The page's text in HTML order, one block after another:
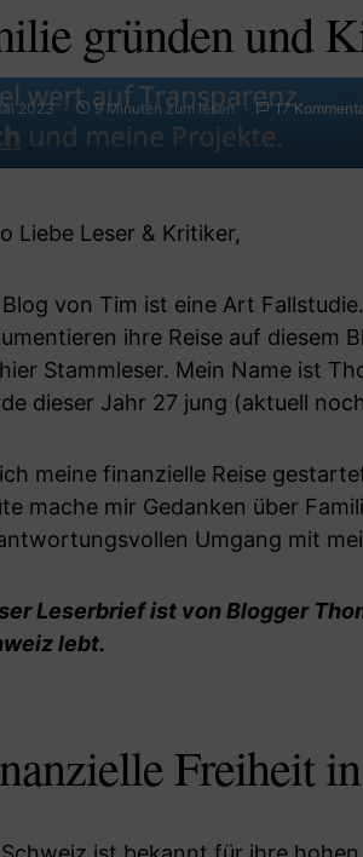
gründen und
2023 9 Minuten zum lesen 17
Liebe Leser & Kritiker,
von Tim ist eine Art
ihre Reise auf diesem
Stammleser. Mein Name ist
dieser Jahr 27 jung (aktuell
meine finanzielle Reise
mache mir Gedanken über
Umgang mit
Leserbrief ist vonBlogger
lebt.
Freiheit